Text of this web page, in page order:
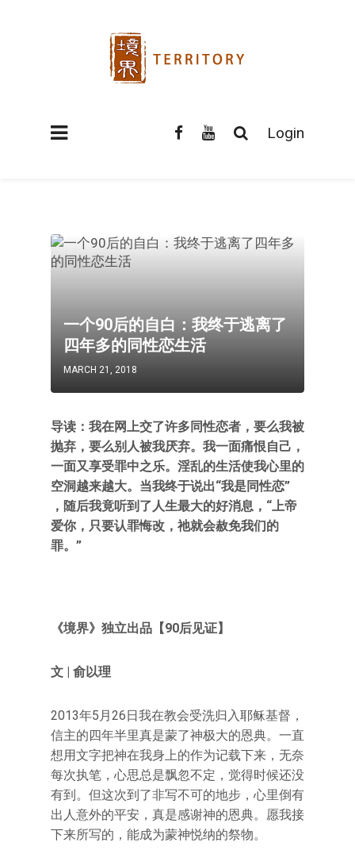
Login
一个90后的自白：我终于逃离了
四年多的同性恋生活
MARCH 21, 2018
导读：我在网上交了许多同性恋者，要么我被
抛弃，要么别人被我厌弃。我一面痛恨自己，
一面又享受罪中之乐。淫乱的生活使我心里的
空洞越来越大。当我终于说出“我是同性恋”
，随后我竟听到了人生最大的好消息，“上帝
爱你，只要认罪悔改，祂就会赦免我们的
罪。”
《境界》独立出品 【90后见证】
文 | 俞以理
2013年5月26日我在教会受洗归入耶稣基督，
信主的四年半里真是蒙了神极大的恩典。一直
想用文字把神在我身上的作为记载下来，无奈
每次执笔，心思总是飘忽不定，觉得时候还没
有到。但这次到了非写不可的地步，心里倒有
出人意外的平安，真是感谢神的恩典。愿我接
下来所写的，能成为蒙神悦纳的祭物。